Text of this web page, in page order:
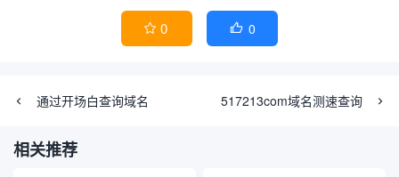
 0  0
通过开场白查询域名 517213com域名测速查询
相关推荐